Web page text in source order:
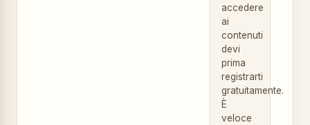
accedere
ai
contenuti
devi
prima
registrarti
gratuitamente.
È
veloce